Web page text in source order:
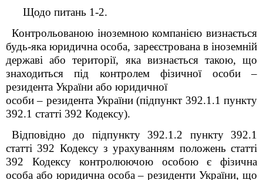
Щодо питань 1-2.
Контрольованою іноземною компанією визнається
будь-яка юридична особа, зареєстрована в іноземній
державі або території, яка визнається такою, що
знаходиться під контролем фізичної особи –
резидента України або юридичної
особи – резидента України (підпункт 392.1.1 пункту
392.1 статті 392 Кодексу).
Відповідно до підпункту 392.1.2 пункту 392.1
статті 392 Кодексу з урахуванням положень статті
392 Кодексу контролюючою особою є фізична
особа або юридична особа – резиденти України, що